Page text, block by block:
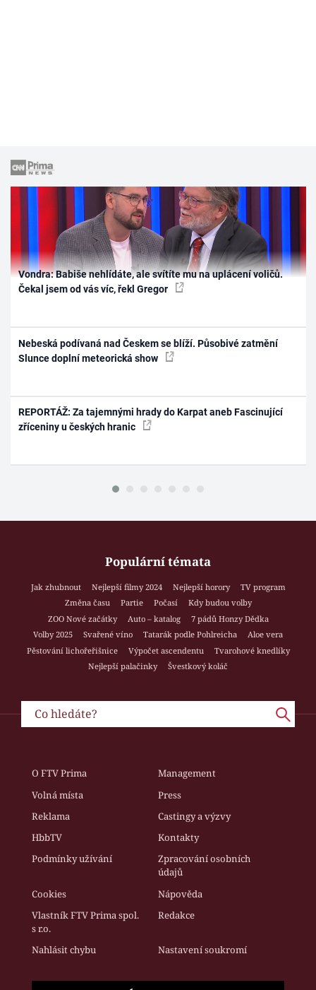
Vondra: Babiše nehlídáte, ale svítíte mu na uplácení voličů.
Čekal jsem od vás víc, řekl Gregor
Nebeská podívaná nad Českem se blíží. Působivé zatmění
Slunce doplní meteorická show
REPORTÁŽ: Za tajemnými hrady do Karpat aneb Fascinující
zříceniny u českých hranic
Populární témata
Jak zhubnout Nejlepší filmy 2024 Nejlepší horory
TV program
Změna času
Partie Počasí
Kdy budou volby
ZOO Nové začátky
Auto – katalog
7 pádů Honzy Dědka
Volby 2025
Svařené víno Tatarák podle Pohlreicha
Aloe vera
Pěstování lichořeřišnice
Výpočet ascendentu
Tvarohové knedlíky
Nejlepší palačinky
Švestkový koláč
O FTV Prima
Management
Volná místa
Press
Reklama
Castingy a výzvy
HbbTV
Kontakty
Podmínky užívání
Zpracování osobních
údajů
Cookies
Nápověda
Vlastník FTV Prima spol.
s r.o.
Redakce
Nahlásit chybu Nastavení soukromí